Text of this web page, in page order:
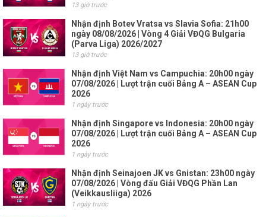
13 giờ trước
Nhận định Botev Vratsa vs Slavia Sofia: 21h00
ngày 08/08/2026 | Vòng 4 Giải VĐQG Bulgaria
(Parva Liga) 2026/2027
13 giờ trước
Nhận định Việt Nam vs Campuchia: 20h00 ngày
07/08/2026 | Lượt trận cuối Bảng A – ASEAN Cup
2026
1 ngày trước
Nhận định Singapore vs Indonesia: 20h00 ngày
07/08/2026 | Lượt trận cuối Bảng A – ASEAN Cup
2026
1 ngày trước
Nhận định Seinajoen JK vs Gnistan: 23h00 ngày
07/08/2026 | Vòng đấu Giải VĐQG Phần Lan
(Veikkausliiga) 2026
1 ngày trước